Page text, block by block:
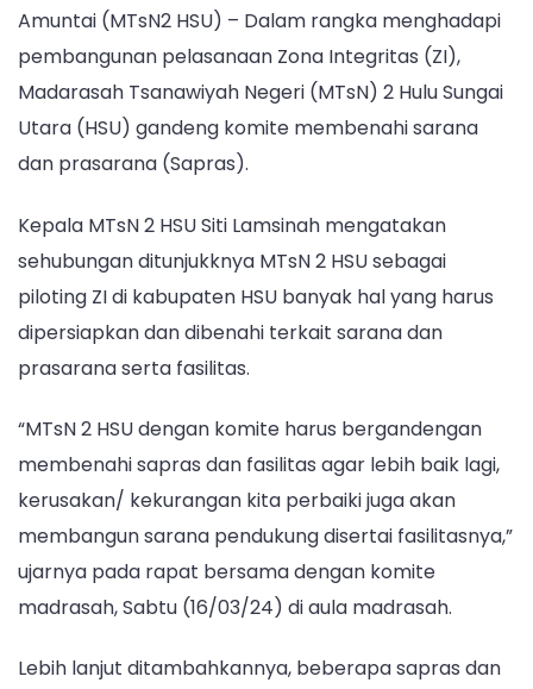
ZI,
MTsN
2
Sapras
Amuntai (MTsN2 HSU) – Dalam rangka menghadapi
pembangunan pelasanaan Zona Integritas (ZI),
Madarasah Tsanawiyah Negeri (MTsN) 2 Hulu Sungai
Utara (HSU) gandeng komite membenahi sarana
dan prasarana (Sapras).
Kepala MTsN 2 HSU Siti Lamsinah mengatakan
sehubungan ditunjukknya MTsN 2 HSU sebagai
piloting ZI di kabupaten HSU banyak hal yang harus
dipersiapkan dan dibenahi terkait sarana dan
prasarana serta fasilitas.
“MTsN 2 HSU dengan komite harus bergandengan
membenahi sapras dan fasilitas agar lebih baik lagi,
kerusakan/ kekurangan kita perbaiki juga akan
membangun sarana pendukung disertai fasilitasnya,”
ujarnya pada rapat bersama dengan komite
madrasah, Sabtu (16/03/24) di aula madrasah.
Lebih lanjut ditambahkannya, beberapa sapras dan